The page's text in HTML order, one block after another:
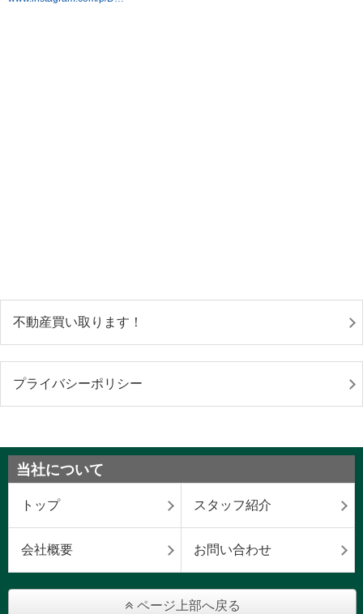
不動産買い取ります！
プライバシーポリシー
当社について
トップ スタッフ紹介
会社概要 お問い合わせ
ページ上部へ戻る